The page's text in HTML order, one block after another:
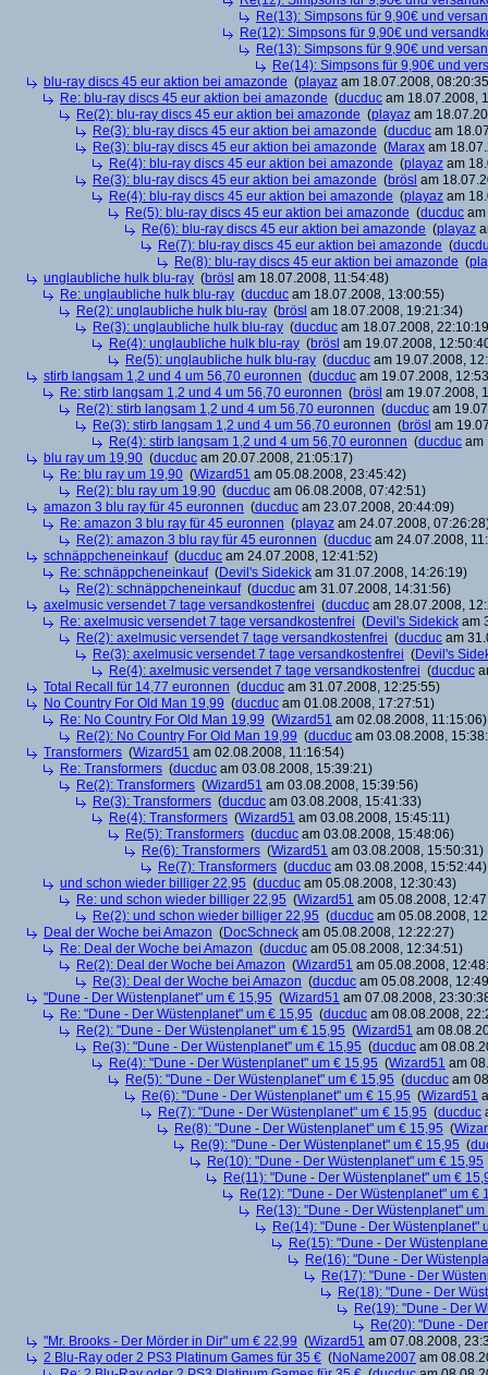
Re(13): Simpsons für 9,90€ und
Re(12): Simpsons für 9,90€ und
Re(13): Simpsons für 9,90€ und
Re(14): Simpsons für 9,90€ und
blu-ray discs 45 eur aktion bei amazonde (playaz am 18.07.2008,
Re: blu-ray discs 45 eur aktion bei amazonde (ducduc am 18.07.2008,
Re(2): blu-ray discs 45 eur aktion bei amazonde (playaz am
Re(3): blu-ray discs 45 eur aktion bei amazonde (ducduc am
Re(3): blu-ray discs 45 eur aktion bei amazonde (Marax am
Re(4): blu-ray discs 45 eur aktion bei amazonde (playaz am
Re(3): blu-ray discs 45 eur aktion bei amazonde (brösl am
Re(4): blu-ray discs 45 eur aktion bei amazonde (playaz am
Re(5): blu-ray discs 45 eur aktion bei amazonde (ducduc
Re(6): blu-ray discs 45 eur aktion bei amazonde (playaz
Re(7): blu-ray discs 45 eur aktion bei amazonde (
Re(8): blu-ray discs 45 eur aktion bei amazonde (
unglaubliche hulk blu-ray (brösl am 18.07.2008, 11:54:48)
Re: unglaubliche hulk blu-ray (ducduc am 18.07.2008, 13:00:55)
Re(2): unglaubliche hulk blu-ray (brösl am 18.07.2008, 19:21:34)
Re(3): unglaubliche hulk blu-ray (ducduc am 18.07.2008,
Re(4): unglaubliche hulk blu-ray (brösl am 19.07.2008,
Re(5): unglaubliche hulk blu-ray (ducduc am 19.07.2008,
stirb langsam 1,2 und 4 um 56,70 euronnen (ducduc am 19.07.2008,
Re: stirb langsam 1,2 und 4 um 56,70 euronnen (brösl am 19.07.2008,
Re(2): stirb langsam 1,2 und 4 um 56,70 euronnen (ducduc am
Re(3): stirb langsam 1,2 und 4 um 56,70 euronnen (brösl am
Re(4): stirb langsam 1,2 und 4 um 56,70 euronnen (ducduc am
blu ray um 19,90 (ducduc am 20.07.2008, 21:05:17)
Re: blu ray um 19,90 (Wizard51 am 05.08.2008, 23:45:42)
Re(2): blu ray um 19,90 (ducduc am 06.08.2008, 07:42:51)
amazon 3 blu ray für 45 euronnen (ducduc am 23.07.2008, 20:44:09)
Re: amazon 3 blu ray für 45 euronnen (playaz am 24.07.2008,
Re(2): amazon 3 blu ray für 45 euronnen (ducduc am 24.07.2008,
schnäppcheneinkauf(ducduc am 24.07.2008, 12:41:52)
Re: schnäppcheneinkauf(Devil's Sidekick am 31.07.2008, 14:26:19)
Re(2): schnäppcheneinkauf(ducduc am 31.07.2008, 14:31:56)
axelmusic versendet 7 tage versandkostenfrei (ducduc am 28.07.2008,
Re: axelmusic versendet 7 tage versandkostenfrei (Devil's Sidekick am
Re(2): axelmusic versendet 7 tage versandkostenfrei (ducduc am
Re(3): axelmusic versendet 7 tage versandkostenfrei (Devil's
Re(4): axelmusic versendet 7 tage versandkostenfrei (ducduc
Total Recall für 14,77 euronnen (ducduc am 31.07.2008, 12:25:55)
No Country For Old Man 19,99 (ducduc am 01.08.2008, 17:27:51)
Re: No Country For Old Man 19,99 (Wizard51 am 02.08.2008, 11:15:06)
Re(2): No Country For Old Man 19,99 (ducduc am 03.08.2008,
Transformers (Wizard51 am 02.08.2008, 11:16:54)
Re: Transformers (ducduc am 03.08.2008, 15:39:21)
Re(2): Transformers (Wizard51 am 03.08.2008, 15:39:56)
Re(3): Transformers (ducduc am 03.08.2008, 15:41:33)
Re(4): Transformers (Wizard51 am 03.08.2008, 15:45:11)
Re(5): Transformers (ducduc am 03.08.2008, 15:48:06)
Re(6): Transformers (Wizard51 am 03.08.2008, 15:50:31)
Re(7): Transformers (ducduc am 03.08.2008, 15:52:44)
und schon wieder billiger 22,95 (ducduc am 05.08.2008, 12:30:43)
Re: und schon wieder billiger 22,95 (Wizard51 am 05.08.2008,
Re(2): und schon wieder billiger 22,95 (ducduc am 05.08.2008,
Deal der Woche bei Amazon (DocSchneck am 05.08.2008, 12:22:27)
Re: Deal der Woche bei Amazon (ducduc am 05.08.2008, 12:34:51)
Re(2): Deal der Woche bei Amazon (Wizard51 am 05.08.2008,
Re(3): Deal der Woche bei Amazon (ducduc am 05.08.2008,
"Dune - Der Wüstenplanet" um € 15,95 (Wizard51 am 07.08.2008,
Re: "Dune - Der Wüstenplanet" um € 15,95 (ducduc am 08.08.2008,
Re(2): "Dune - Der Wüstenplanet" um € 15,95 (Wizard51 am
Re(3): "Dune - Der Wüstenplanet" um € 15,95 (ducduc am
Re(4): "Dune - Der Wüstenplanet" um € 15,95 (Wizard51 am
Re(5): "Dune - Der Wüstenplanet" um € 15,95 (ducduc am
Re(6): "Dune - Der Wüstenplanet" um € 15,95 (Wizard51
Re(7): "Dune - Der Wüstenplanet" um € 15,95 (ducduc
Re(8): "Dune - Der Wüstenplanet" um € 15,95 (
Re(9): "Dune - Der Wüstenplanet" um € 15,95 (
Re(10): "Dune - Der Wüstenplanet" um € 15,95
Re(11): "Dune - Der Wüstenplanet" um €
Re(12): "Dune - Der Wüstenplanet" um €
Re(13): "Dune - Der Wüstenplanet"
Re(14): "Dune - Der Wüstenplanet"
Re(15): "Dune - Der
Re(16): "Dune - Der
Re(17): "Dune - Der
Re(18): "Dune - Der
Re(19): "Dune - Der
Re(20): "Dune -
"Mr. Brooks - Der Mörder in Dir" um € 22,99 (Wizard51 am 07.08.2008,
2 Blu-Ray oder 2 PS3 Platinum Games für 35 € (NoName2007 am